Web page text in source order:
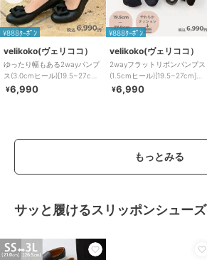
¥888ｸｰﾎﾟﾝ
velikoko(ヴェリココ）
ゆったり幅もある2wayパンプ
ス(3.0cmヒール)[19.5~27cm]
ラクチンきれいシューズ
¥6,990
¥888ｸｰﾎﾟﾝ
velikoko(ヴェリココ）
2wayフラットリボンパンプス
(1.5cmヒール)[19.5~27cm]ラ
クチンきれいシューズ
¥6,990
もっとみる
サッと履けるスリッポンシューズ